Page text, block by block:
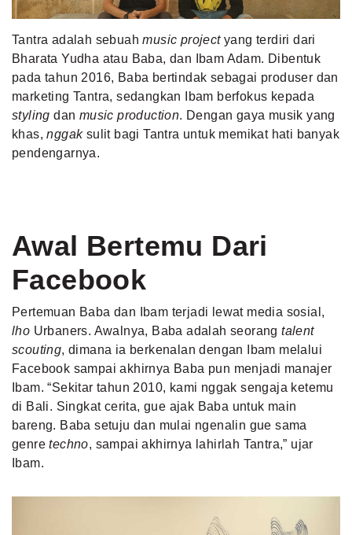
Tantra adalah sebuahmusic projectyang terdiri dari
Bharata Yudha atau Baba, dan Ibam Adam. Dibentuk
pada tahun 2016, Baba bertindak sebagai produser dan
marketing Tantra, sedangkan Ibam berfokus kepada
stylingdan music production. Dengan gaya musik yang
khas,nggak sulit bagi Tantra untuk memikat hati banyak
pendengarnya.
Awal Bertemu Dari
Facebook
Pertemuan Baba dan Ibam terjadi lewat media sosial,
lho Urbaners. Awalnya, Baba adalah seorangtalent
scouting, dimana ia berkenalan dengan Ibam melalui
Facebook sampai akhirnya Baba pun menjadi manajer
Ibam. “Sekitar tahun 2010, kami nggak sengaja ketemu
di Bali. Singkat cerita, gue ajak Baba untuk main
bareng. Baba setuju dan mulai ngenalin gue sama
genretechno, sampai akhirnya lahirlah Tantra,” ujar
Ibam.